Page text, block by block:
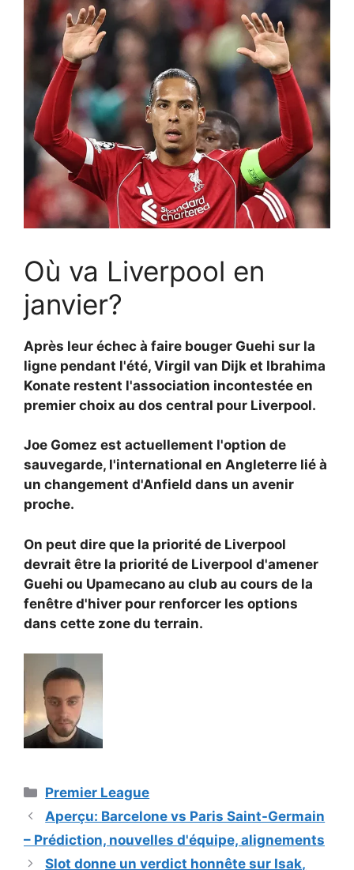
Où va Liverpool en
janvier?
Après leur échec à faire bouger Guehi sur la
ligne pendant l'été, Virgil van Dijk et Ibrahima
Konate restent l'association incontestée en
premier choix au dos central pour Liverpool.
Joe Gomez est actuellement l'option de
sauvegarde, l'international en Angleterre lié à
un changement d'Anfield dans un avenir
proche.
On peut dire que la priorité de Liverpool
devrait être la priorité de Liverpool d'amener
Guehi ou Upamecano au club au cours de la
fenêtre d'hiver pour renforcer les options
dans cette zone du terrain.
Catégories
Premier League
Aperçu: Barcelone vs Paris Saint-Germain
– Prédiction, nouvelles d'équipe, alignements
Slot donne un verdict honnête sur Isak,